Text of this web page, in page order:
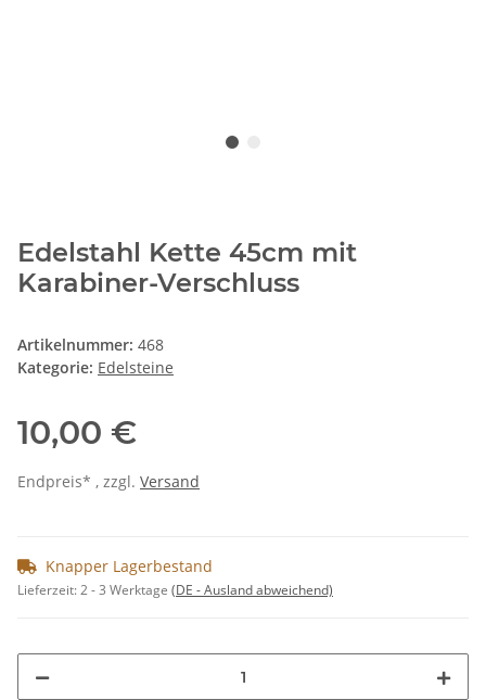
Edelstahl Kette 45cm mit
Karabiner-Verschluss
Artikelnummer: 468
Kategorie: Edelsteine
10,00 €
Endpreis* , zzgl. Versand
Knapper Lagerbestand
Lieferzeit:2 - 3 Werktage (DE - Ausland abweichend)